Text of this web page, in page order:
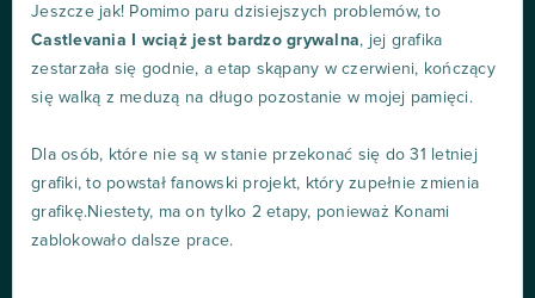
Jeszcze jak! Pomimo paru dzisiejszych problemów, to
Castlevania I wciąż jest bardzo grywalna, jej grafika
zestarzała się godnie, a etap skąpany w czerwieni, kończący
się walką z meduzą na długo pozostanie w mojej pamięci.
Dla osób, które nie są w stanie przekonać się do 31 letniej
grafiki, to powstał fanowski projekt, który zupełnie zmienia
grafikę.Niestety, ma on tylko 2 etapy, ponieważ Konami
zablokowało dalsze prace.